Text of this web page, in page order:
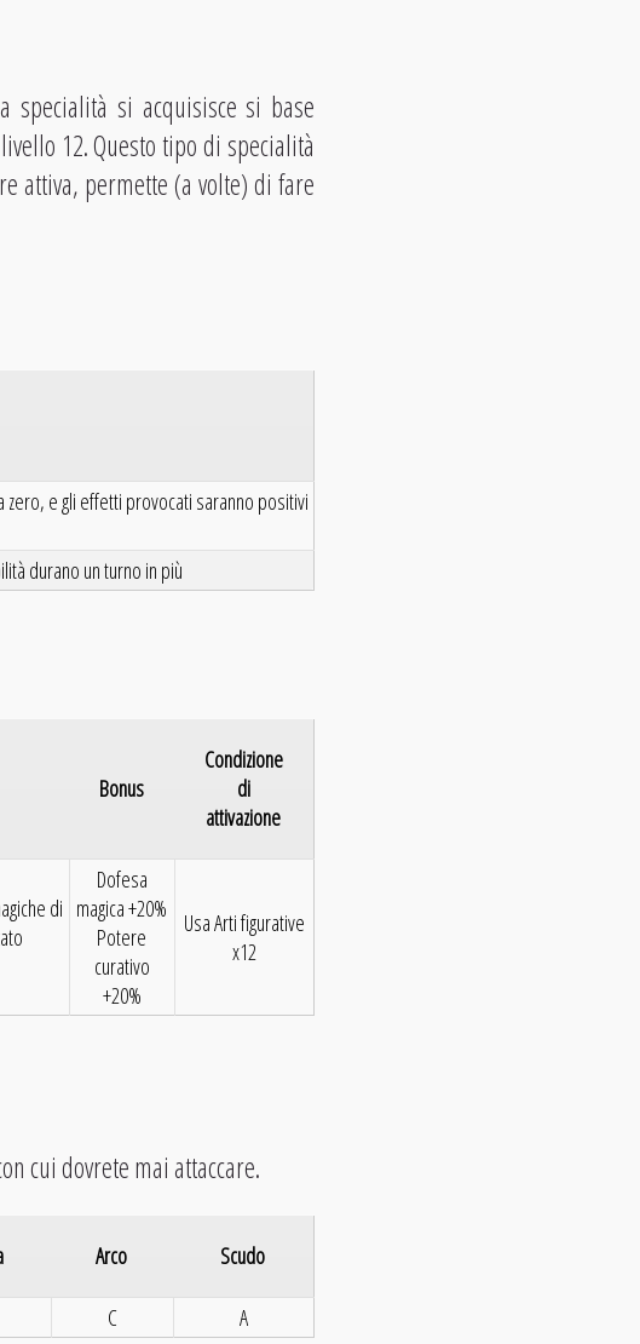
specialità si acquisisce si base
12. Questo tipo di specialità
attiva, permette (a volte) di fare
e gli effetti provocati saranno positivi
durano un turno in più
Bonus
Condizione
di
attivazione
di
Dofesa
magica +20%
Potere
curativo
+20%
Usa Arti figurative
x12
cui dovrete mai attaccare.
Arco Scudo
C A